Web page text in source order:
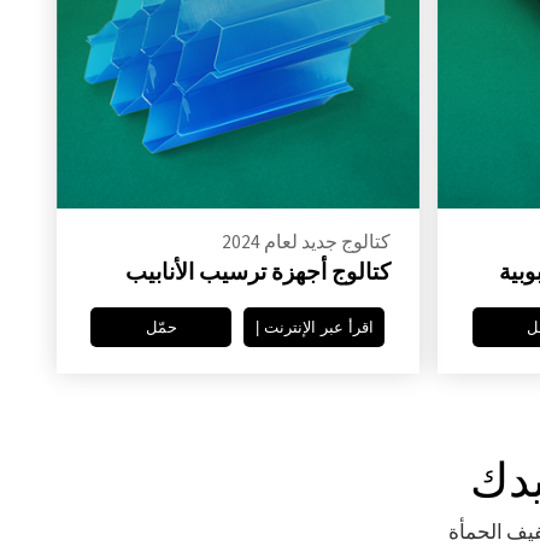
كتالوج جديد لعام 2024
كتالوج أجهزة ترسيب الأنابيب
اقرأ عبر الإنترنت | حمّل